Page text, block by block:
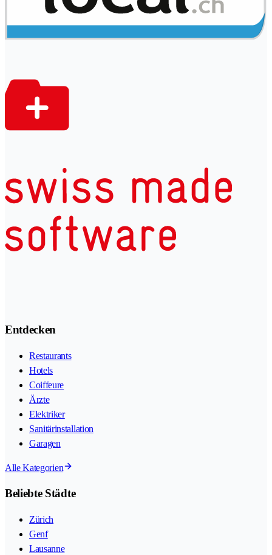
Entdecken
Restaurants
Hotels
Coiffeure
Ärzte
Elektriker
Sanitärinstallation
Garagen
Alle Kategorien
Beliebte Städte
Zürich
Genf
Lausanne